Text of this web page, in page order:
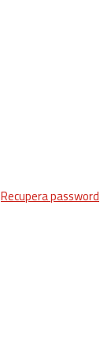
Recupera password